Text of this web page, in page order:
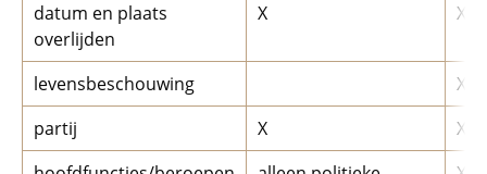
datum en plaats
overlijden
X X
levensbeschouwing
X
partij
X
X